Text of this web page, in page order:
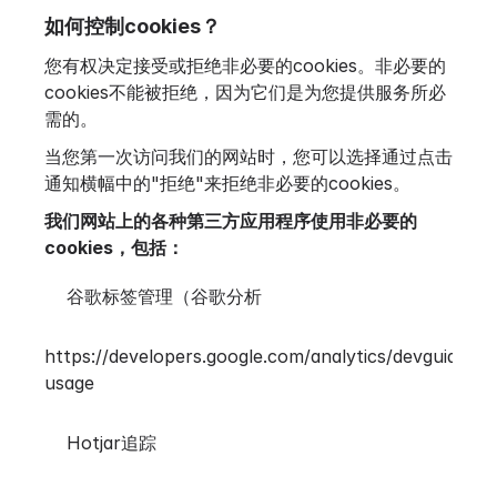
如何控制cookies？
您有权决定接受或拒绝非必要的cookies。非必要的
cookies不能被拒绝，因为它们是为您提供服务所必
需的。
当您第一次访问我们的网站时，您可以选择通过点击
通知横幅中的"拒绝"来拒绝非必要的cookies。
我们网站上的各种第三方应用程序使用非必要的
cookies，包括：
谷歌标签管理（谷歌分析
https://developers.google.com/analytics/devguides/
usage
Hotjar追踪